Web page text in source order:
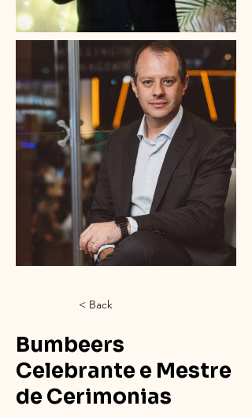
< Back
Bumbeers
Celebrante e Mestre
de Cerimonias